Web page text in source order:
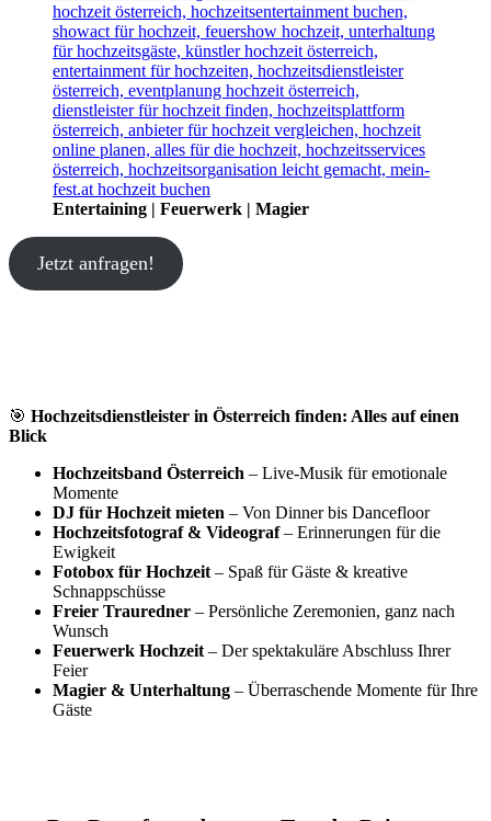
Entertaining | Feuerwerk | Magier
Jetzt anfragen!
🎯 Hochzeitsdienstleister in Österreich finden: Alles auf einen
Blick
Hochzeitsband Österreich – Live-Musik für emotionale
Momente
DJ für Hochzeit mieten – Von Dinner bis Dancefloor
Hochzeitsfotograf & Videograf– Erinnerungen für die
Ewigkeit
Fotobox für Hochzeit – Spaß für Gäste & kreative
Schnappschüsse
Freier Trauredner – Persönliche Zeremonien, ganz nach
Wunsch
Feuerwerk Hochzeit – Der spektakuläre Abschluss Ihrer
Feier
Magier & Unterhaltung – Überraschende Momente für Ihre
Gäste